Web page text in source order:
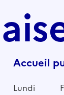
Accueil
Lundi